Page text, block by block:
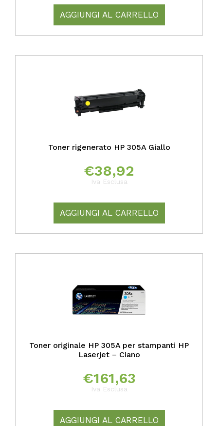
AGGIUNGI AL CARRELLO
Toner rigenerato HP 305A Giallo
€38,92
Iva Esclusa
AGGIUNGI AL CARRELLO
Toner originale HP 305A per stampanti HP
Laserjet – Ciano
€161,63
Iva Esclusa
AGGIUNGI AL CARRELLO